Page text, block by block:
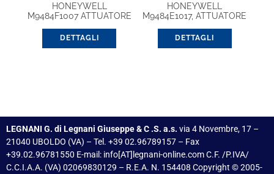
HONEYWELL
M9484F1007 ATTUATORE
DETTAGLI
HONEYWELL
M9484E1017, ATTUATORE
DETTAGLI
LEGNANI G. di Legnani Giuseppe & C .S. a.s. via 4 Novembre, 17 –
21040 UBOLDO (VA) – Tel. +39 02.96789157 – Fax
+39.02.96781550 E-mail: info[AT]legnani-online.com C.F. /P.IVA/
C.C.I.A.A. (VA) 02069830129 – R.E.A. N. 154408 Copyright © 2005-